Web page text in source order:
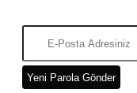
Yeni Parola Gönder